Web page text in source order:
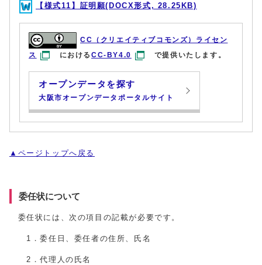
【様式11】証明願(DOCX形式, 28.25KB)
CC（クリエイティブコモンズ）ライセン
ス
におけるCC-BY4.0 で提供いたします。
オープンデータを探す
大阪市オープンデータポータルサイト
▲ページトップへ戻る
委任状について
委任状には、次の項目の記載が必要です。
1．委任日、委任者の住所、氏名
2．代理人の氏名